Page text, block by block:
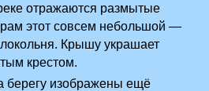
отражаются размытые
этот совсем небольшой —
Крышу украшает
крестом.
берегу изображены ещё